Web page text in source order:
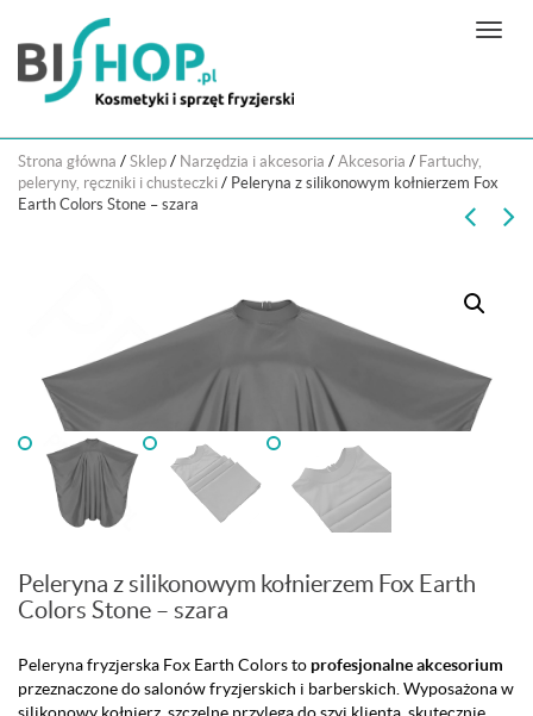
N
g
c
Strona główna / Sklep / Narzędzia i akcesoria / Akcesoria / Fartuchy,
peleryny, ręczniki i chusteczki / Peleryna z silikonowym kołnierzem Fox
Earth Colors Stone – szara
Peleryna z silikonowym kołnierzem Fox Earth
Colors Stone – szara
Peleryna fryzjerska Fox Earth Colors to profesjonalne akcesorium
przeznaczone do salonów fryzjerskich i barberskich. Wyposażona w